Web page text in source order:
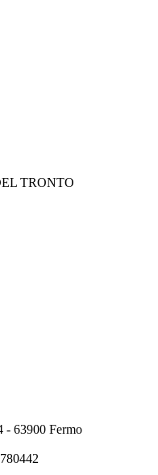
TRONTO
- 63900 Fermo